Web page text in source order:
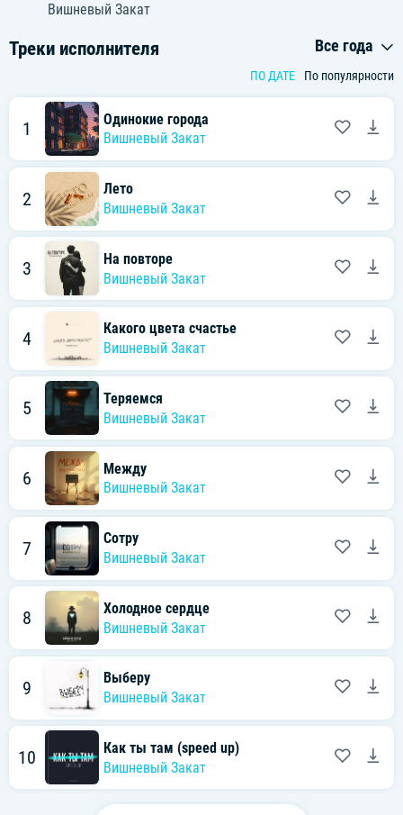
Вишневый Закат
Треки исполнителя Все года
ПО ДАТЕ По популярности
1
Одинокие города
Вишневый Закат
2
Лето
Вишневый Закат
3
На повторе
Вишневый Закат
4
Какого цвета счастье
Вишневый Закат
5
Теряемся
Вишневый Закат
6
Между
Вишневый Закат
7
Сотру
Вишневый Закат
8
Холодное сердце
Вишневый Закат
9
Выберу
Вишневый Закат
10
Как ты там (speed up)
Вишневый Закат